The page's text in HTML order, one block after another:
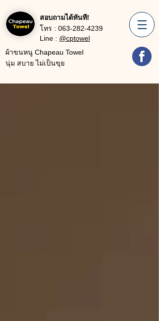
สอบถามได้ทันที!
โทร : 063-282-4239
Line : @cptowel
ผ้าขนหนู Chapeau Towel
นุ่ม สบาย ไม่เป็นขุย